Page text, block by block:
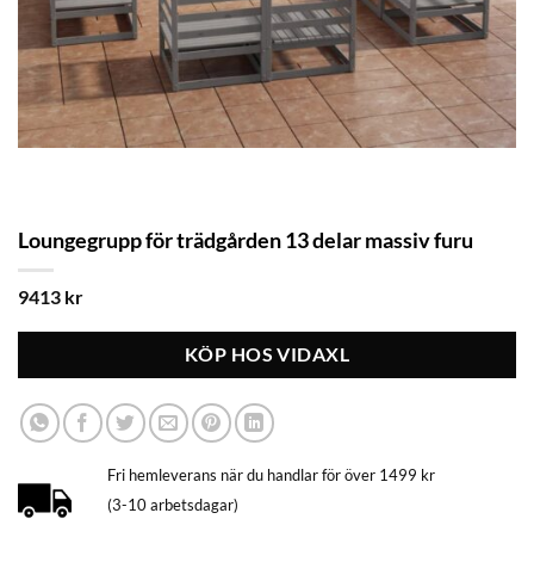
Loungegrupp för trädgården 13 delar massiv furu
9413 kr
KÖP HOS VIDAXL
Fri hemleverans när du handlar för över 1499 kr
(3-10 arbetsdagar)